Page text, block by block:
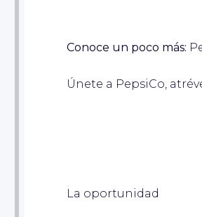
Conoce un poco más:
Únete a PepsiCo,
La oportunidad